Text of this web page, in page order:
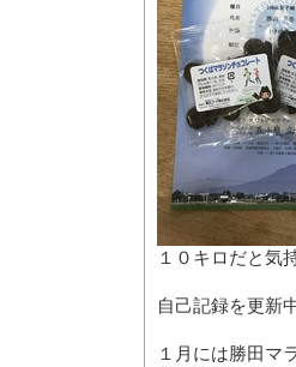
１０キロだと気
自己記録を更新
１月には勝田マ